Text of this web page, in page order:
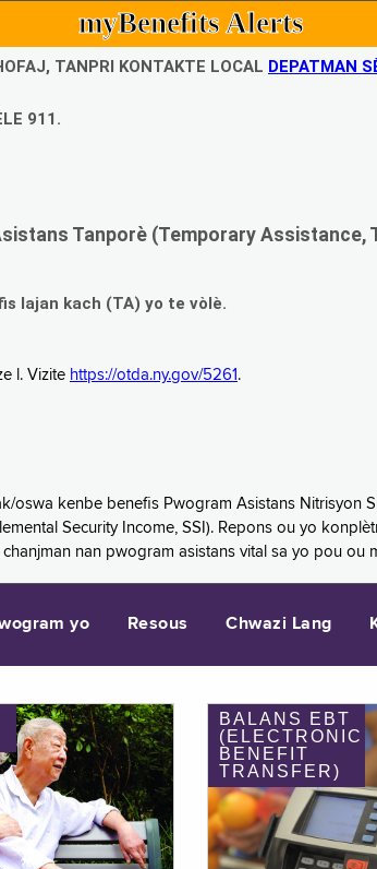
myBenefits Alerts
TANPRI KONTAKTE LOCAL DEPATMAN
911.
Tanporè (Temporary Assistance,
lajan kach (TA) yo te vòlè.
l. Vizite https://otda.ny.gov/5261 .
kenbe benefis Pwogram Asistans Nitrisyon
Security Income, SSI). Repons ou yo
nan pwogram asistans vital sa yo pou ou
yo Resous Chwazi Lang
BALANS EBT
(ELECTRONIC
BENEFIT
TRANSFER)